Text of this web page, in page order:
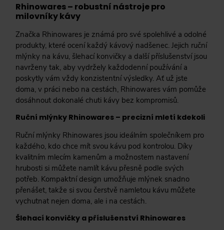
Rhinowares – robustní nástroje pro
milovníky kávy
Značka Rhinowares je známá pro své spolehlivé a odolné
produkty, které ocení každý kávový nadšenec. Jejich ruční
mlýnky na kávu, šlehací konvičky a další příslušenství jsou
navrženy tak, aby vydržely každodenní používání a
poskytly vám vždy konzistentní výsledky. Ať už jste
doma, v práci nebo na cestách, Rhinowares vám pomůže
dosáhnout dokonalé chuti kávy bez kompromisů.
Ruční mlýnky Rhinowares – precizní mletí kdekoli
Ruční mlýnky Rhinowares jsou ideálním společníkem pro
každého, kdo chce mít svou kávu pod kontrolou. Díky
kvalitním mlecím kamenům a možnostem nastavení
hrubosti si můžete namlít kávu přesně podle svých
potřeb. Kompaktní design umožňuje mlýnek snadno
přenášet, takže si svou čerstvě namletou kávu můžete
vychutnat nejen doma, ale i na cestách.
Šlehací konvičky a příslušenství Rhinowares